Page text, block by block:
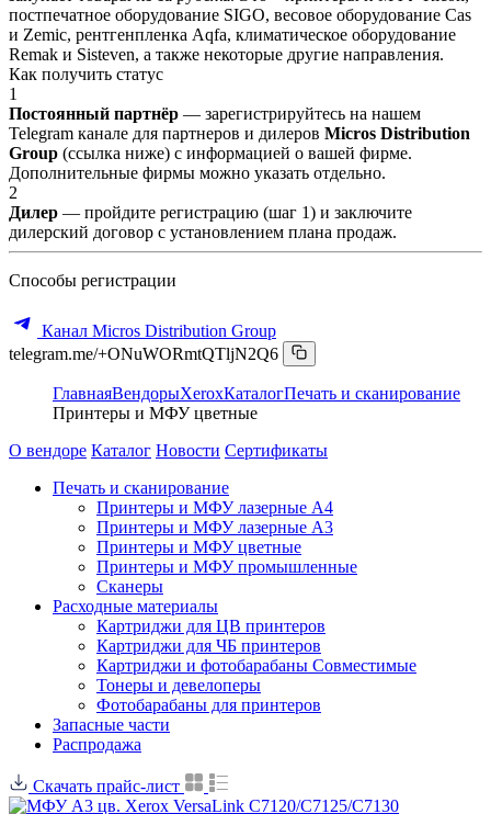
постпечатное оборудование SIGO, весовое оборудование Cas
и Zemic, рентгенпленка Aqfa, климатическое оборудование
Remak и Sisteven, а также некоторые другие направления.
Как получить статус
1
Постоянный партнёр — зарегистрируйтесь на нашем
Telegram канале для партнеров и дилеров Micros Distribution
Group (ссылка ниже) с информацией о вашей фирме.
Дополнительные фирмы можно указать отдельно.
2
Дилер — пройдите регистрацию (шаг 1) и заключите
дилерский договор с установлением плана продаж.
Способы регистрации
Канал Micros Distribution Group
telegram.me/+ONuWORmtQTljN2Q6
ГлавнаяВендорыXeroxКаталогПечать и сканирование
Принтеры и МФУ цветные
О вендоре Каталог Новости Сертификаты
Печать и сканирование
Принтеры и МФУ лазерные А4
Принтеры и МФУ лазерные А3
Принтеры и МФУ цветные
Принтеры и МФУ промышленные
Сканеры
Расходные материалы
Картриджи для ЦВ принтеров
Картриджи для ЧБ принтеров
Картриджи и фотобарабаны Совместимые
Тонеры и девелоперы
Фотобарабаны для принтеров
Запасные части
Распродажа
Скачать прайс-лист